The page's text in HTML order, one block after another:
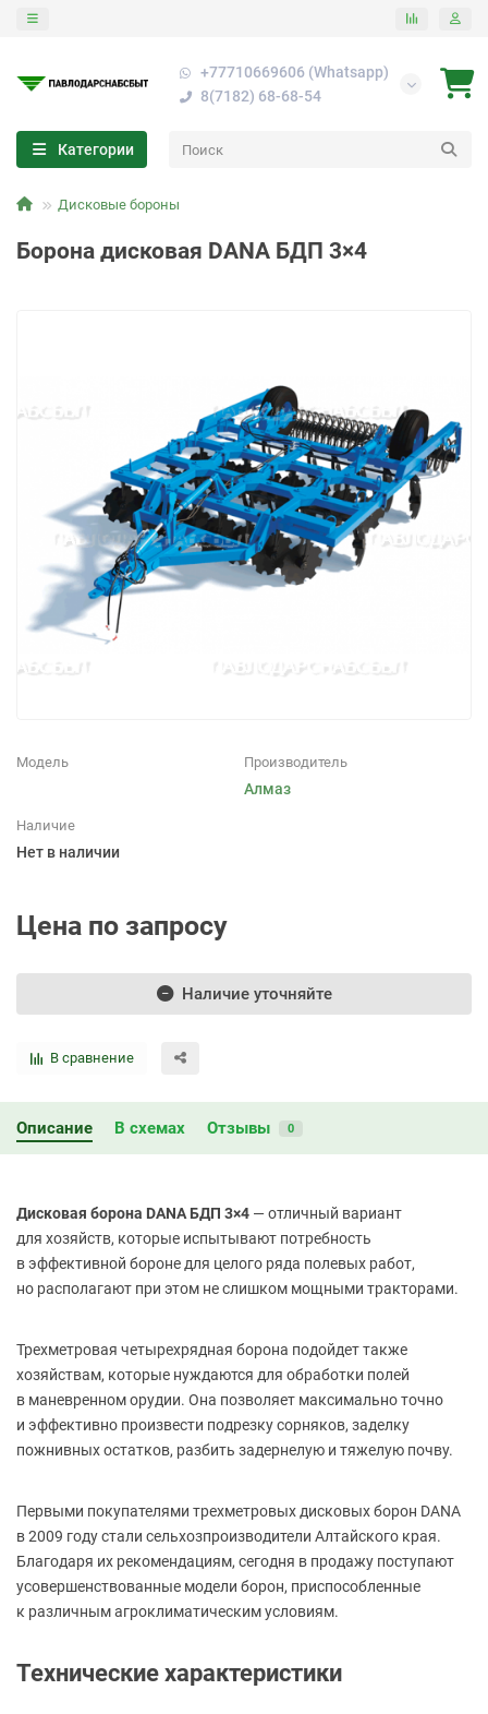
+77710669606 (Whatsapp)
8(7182) 68-68-54
Категории
Дисковые бороны
Борона дисковая DANA БДП 3×4
Модель Производитель
Алмаз
Наличие
Нет в наличии
Цена по запросу
Наличие уточняйте
В сравнение
Описание В схемах Отзывы 0
Дисковая борона DANA БДП 3×4 — отличный вариант
для хозяйств, которые испытывают потребность
в эффективной бороне для целого ряда полевых работ,
но располагают при этом не слишком мощными тракторами.
Трехметровая четырехрядная борона подойдет также
хозяйствам, которые нуждаются для обработки полей
в маневренном орудии. Она позволяет максимально точно
и эффективно произвести подрезку сорняков, заделку
пожнивных остатков, разбить задернелую и тяжелую почву.
Первыми покупателями трехметровых дисковых борон DANA
в 2009 году стали сельхозпроизводители Алтайского края.
Благодаря их рекомендациям, сегодня в продажу поступают
усовершенствованные модели борон, приспособленные
к различным агроклиматическим условиям.
Технические характеристики